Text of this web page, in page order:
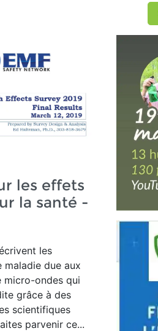
les effets
la santé -
les
maladie due aux
micro-ondes qui
grâce à des
scientifiques
parvenir ce...